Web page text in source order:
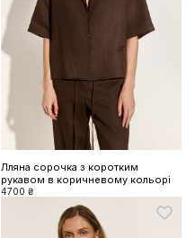
Лляна сорочка з коротким
рукавом в коричневому кольорі
4700 ₴